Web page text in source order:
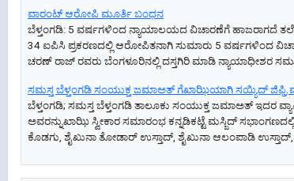
ವಾರಂಟ್ ಆರೋಪಿ ಮೂರ್ತಿ ಬಂಧನ
ಬೆಳ್ತಂಗಡಿ: 5 ವರ್ಷಗಳಿಂದ ನ್ಯಾಯಾಲಯದ ವಿಚಾರಣೆಗೆ ಹಾಜರಾಗದೆ
34 ಐಪಿಸಿ ಪ್ರಕರಣದಲ್ಲಿ ಆರೋಪಿತನಾಗಿ ಸುಮಾರು 5 ವರ್ಷಗಳಿಂದ
ಚರಣ್ ರಾಜ್ ರವರು ಬೆಂಗಳೂರಿನಲ್ಲಿ ದಸ್ತಗಿರಿ ಮಾಡಿ ನ್ಯಾಯಾಧೀಶರ
ಸಮಸ್ತ ಬೆಳ್ತಂಗಡಿ ಸಂಯುಕ್ತ ಜಮಾಅತ್ ‌ಗೆಖಾಝಿಯಾಗಿ ಸಯ್ಯಿದ್ ಜಿಫ್ರಿ
ಬೆಳ್ತಂಗಡಿ; ಸಮಸ್ತ ಬೆಳ್ತಂಗಡಿ ತಾಲೂಕು ಸಂಯುಕ್ತ ಜಮಾಅತ್
ಅವರನ್ನುಖಾಝಿ ಸ್ವೀಕಾರ ಸಮಾರಂಭ ಕನ್ನಡಿಕಟ್ಟೆ ಮಸ್ಜಿದ್
ಕೊಡಗು, ಶೈಖುನಾ ತೋಡಾರ್ ಉಸ್ತಾದ್, ಶೈಖುನಾ ಆಲಂಪಾಡಿ